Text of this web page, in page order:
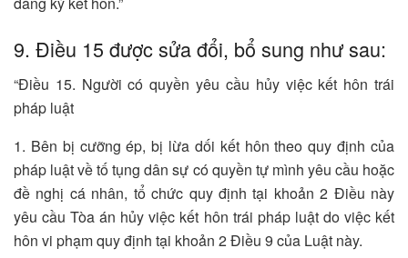
9. Điều 15 được sửa đổi, bổ sung như sau:
“Điều 15. Người có quyền yêu cầu hủy việc kết hôn trái
pháp luật
1. Bên bị cưỡng ép, bị lừa dối kết hôn theo quy định của
pháp luật về tố tụng dân sự có quyền tự mình yêu cầu hoặc
đề nghị cá nhân, tổ chức quy định tại khoản 2 Điều này
yêu cầu Tòa án hủy việc kết hôn trái pháp luật do việc kết
hôn vi phạm quy định tại khoản 2 Điều 9 của Luật này.